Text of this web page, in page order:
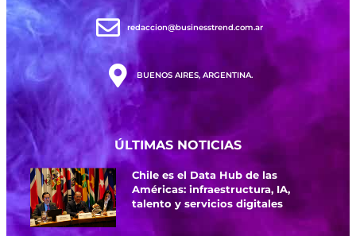
redaccion@businesstrend.com.ar
BUENOS AIRES, ARGENTINA.
ÚLTIMAS NOTICIAS
Chile es el Data Hub de las
Américas: infraestructura, IA,
talento y servicios digitales